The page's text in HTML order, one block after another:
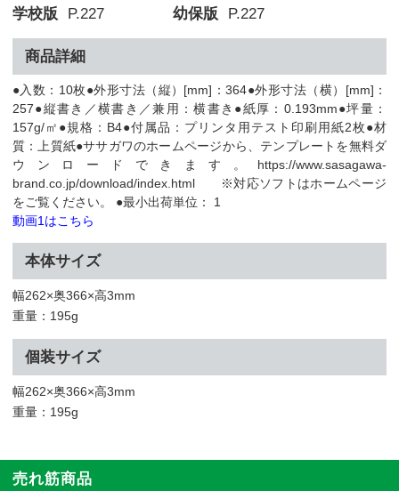
学校版 P.227 幼保版 P.227
商品詳細
●入数：10枚●外形寸法（縦）[mm]：364●外形寸法（横）[mm]：
257●縦書き／横書き／兼用：横書き●紙厚：0.193mm●坪量：
157g/㎡●規格：B4●付属品：プリンタ用テスト印刷用紙2枚●材
質：上質紙●ササガワのホームページから、テンプレートを無料ダ
ウンロードできます。https://www.sasagawa-
brand.co.jp/download/index.html ※対応ソフトはホームページ
をご覧ください。 ●最小出荷単位： 1
動画1はこちら
本体サイズ
幅262×奥366×高3mm
重量：195g
個装サイズ
幅262×奥366×高3mm
重量：195g
売れ筋商品